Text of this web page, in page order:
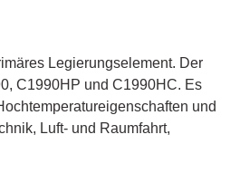
Legierungselement. Der
C1990HP und C1990HC. Es
und
Luft- und Raumfahrt,